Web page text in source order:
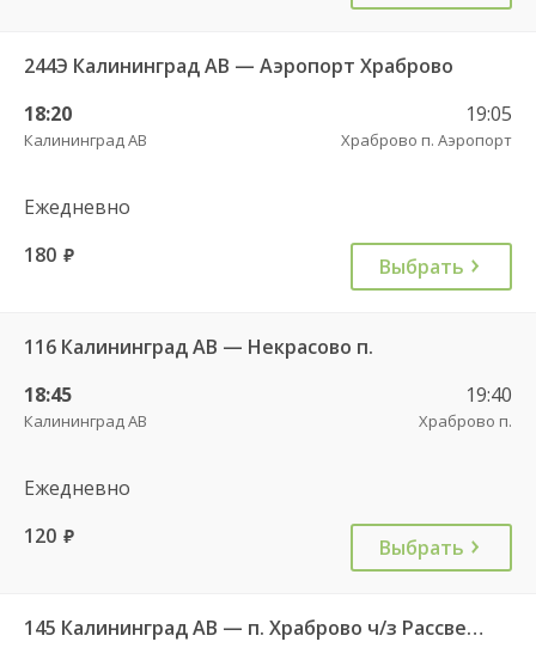
244Э Калининград АВ — Аэропорт Храброво
18:20
Калининград АВ
19:05
Храброво п. Аэропорт
Ежедневно
180 руб. Выбрать
116 Калининград АВ — Некрасово п.
18:45
Калининград АВ
19:40
Храброво п.
Ежедневно
120 руб. Выбрать
145 Калининград АВ — п. Храброво ч/з Рассвет п. , Храброво п.